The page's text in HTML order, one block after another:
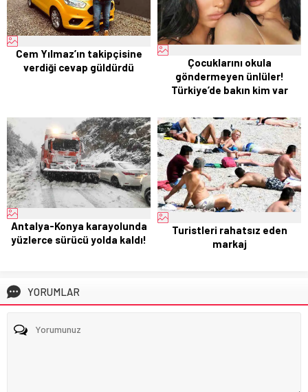
Cem Yılmaz’ın takipçisine
verdiği cevap güldürdü
Çocuklarını okula
göndermeyen ünlüler!
Türkiye’de bakın kim var
Antalya-Konya karayolunda
yüzlerce sürücü yolda kaldı!
Turistleri rahatsız eden
markaj
YORUMLAR